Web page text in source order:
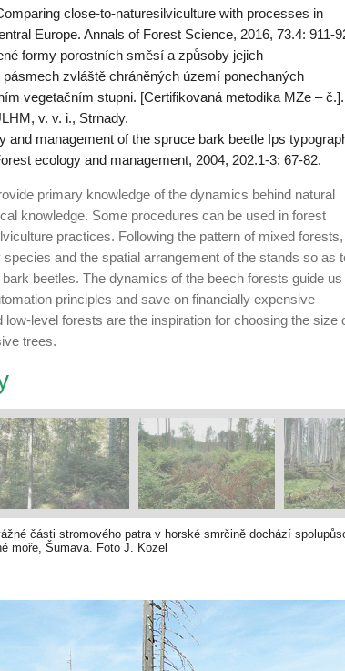
close-to-naturesilviculture with processes in
Europe. Annals of Forest Science, 2016, 73.4: 911-
formy porostních směsí a způsoby jejich
zvláště chráněných území ponechaných
vegetačním stupni. [Certifikovaná metodika MZe – č.].
v. v. i., Strnady.
and management of the spruce bark beetle Ips
ecology and management, 2004, 202.1-3: 67-82.
primary knowledge of the dynamics behind natural
knowledge. Some procedures can be used in forest
practices. Following the pattern of mixed
and the spatial arrangement of the stands so as
beetles. The dynamics of the beech forests guide us
principles and save on financially expensive
level forests are the inspiration for choosing the size
trees.
části stromového patra v horské smrčině dochází
moře, Šumava. Foto J. Kozel